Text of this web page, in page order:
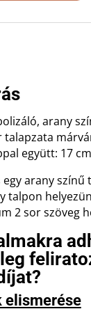
arany
talapzata
együtt: 17 cm
arany színű
talpon
2 sor szöveg
elismerése